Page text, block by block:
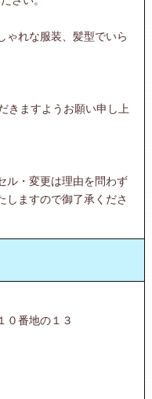
ゃれな服装、髪型でいら
きますようお願い申し上
ル・変更は理由を問わず
しますので御了承くださ
０番地の１３